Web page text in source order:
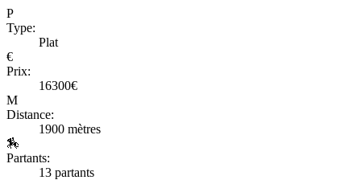
P
Type:
Plat
€
Prix:
16300€
M
Distance:
1900 mètres
🏇
Partants:
13 partants